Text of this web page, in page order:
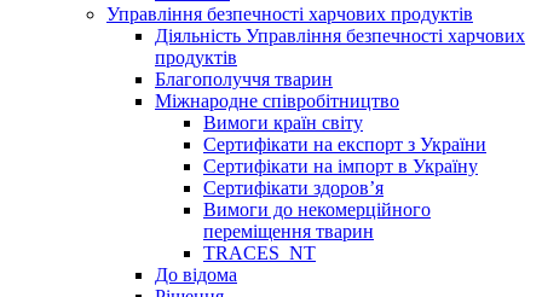
Управління безпечності харчових продуктів
Діяльність Управління безпечності харчових
продуктів
Благополуччя тварин
Міжнародне співробітництво
Вимоги країн світу
Сертифікати на експорт з України
Сертифікати на імпорт в Україну
Сертифікати здоров’я
Вимоги до некомерційного
переміщення тварин
TRACES_NT
До відома